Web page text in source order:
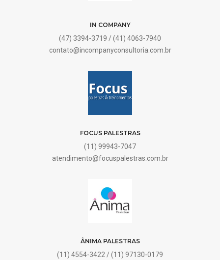
IN COMPANY
(47) 3394-3719 / (41) 4063-7940
contato@incompanyconsultoria.com.br
FOCUS PALESTRAS
(11) 99943-7047
atendimento@focuspalestras.com.br
ÂNIMA PALESTRAS
(11) 4554-3422 / (11) 97130-0179